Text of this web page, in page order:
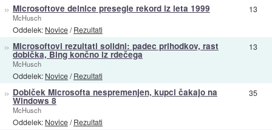
» Microsoftove delnice presegle rekord iz leta 1999
McHusch
Oddelek: Novice/Rezultati
13
» Microsoftovi rezultati solidni: padec prihodkov, rast
dobička, Bing končno iz rdečega
McHusch
Oddelek: Novice/Rezultati
13
» Dobiček Microsofta nespremenjen, kupci čakajo na
Windows 8
McHusch
Oddelek: Novice/Rezultati
35